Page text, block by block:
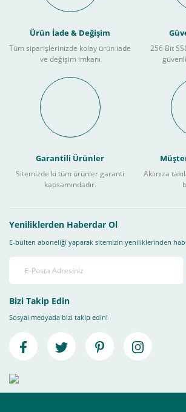
Ürün İade & Değişim
Tüm siparişlerinizde kolay ürün iade
ve değişim imkanı
256 Bit
Garantili Ürünler
Sitemizde ki tüm ürünler garanti
kapsamındadır.
Aklınıza
Yeniliklerden Haberdar Ol
E-bülten aboneliği yaparak sitemizin yeniliklerinden
Bizi Takip Edin
Sosyal medyada bizi takip edin!